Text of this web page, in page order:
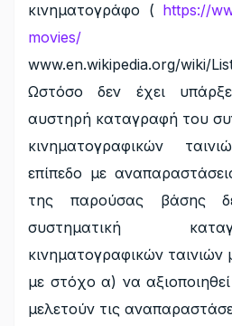
κινηματογράφο ( https://
movies/
www.en.wikipedia.org/wiki/
Ωστόσο δεν έχει
αυστηρή καταγραφή του
κινηματογραφικών
επίπεδο με
της παρούσας βάσης
συστηματική
κινηματογραφικών ταινιών
με στόχο α) να
μελετούν τις